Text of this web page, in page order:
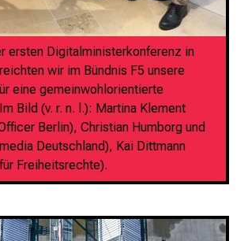
ersten Digitalministerkonferenz in
wir im Bündnis F5 unsere
eine gemeinwohlorientierte
Bild (v. r. n. l.): Martina Klement
Berlin), Christian Humborg und
Deutschland), Kai Dittmann
Freiheitsrechte).